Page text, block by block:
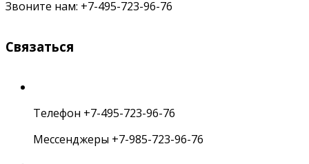
Звоните нам: +7-495-723-96-76
Связаться
Телефон +7-495-723-96-76
Мессенджеры +7-985-723-96-76